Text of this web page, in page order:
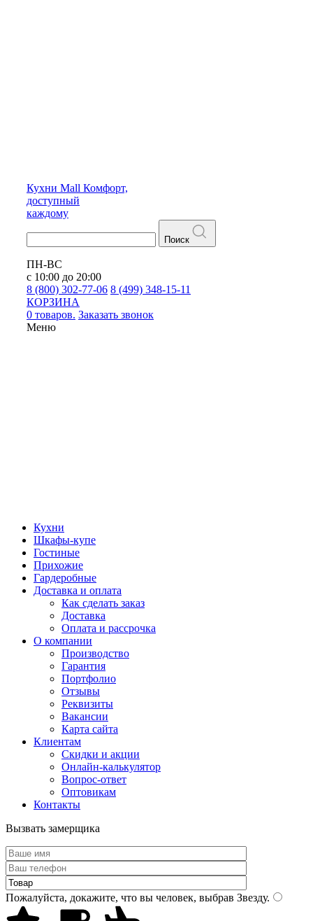
Кухни Mall Комфорт,
доступный
каждому
Поиск
ПН-ВС
с 10:00 до 20:00
8 (800) 302-77-06 8 (499) 348-15-11
КОРЗИНА
0 товаров. Заказать звонок
Меню
Кухни
Шкафы-купе
Гостиные
Прихожие
Гардеробные
Доставка и оплата
Как сделать заказ
Доставка
Оплата и рассрочка
О компании
Производство
Гарантия
Портфолио
Отзывы
Реквизиты
Вакансии
Карта сайта
Клиентам
Скидки и акции
Онлайн-калькулятор
Вопрос-ответ
Оптовикам
Контакты
Вызвать замерщика
Пожалуйста, докажите, что вы человек, выбрав Звезду.